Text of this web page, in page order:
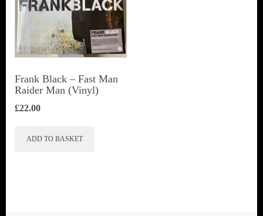
Frank Black – Fast Man
Raider Man (Vinyl)
£22.00
ADD TO BASKET